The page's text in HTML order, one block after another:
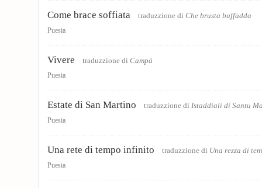
Come brace soffiata traduzzione di Che brusta buffadda
Puesia
Vivere traduzzione di Campà
Puesia
Estate di San Martino traduzzione di Istaddiali di Santu
Puesia
Una rete di tempo infinito traduzzione di Una rezza di
Puesia